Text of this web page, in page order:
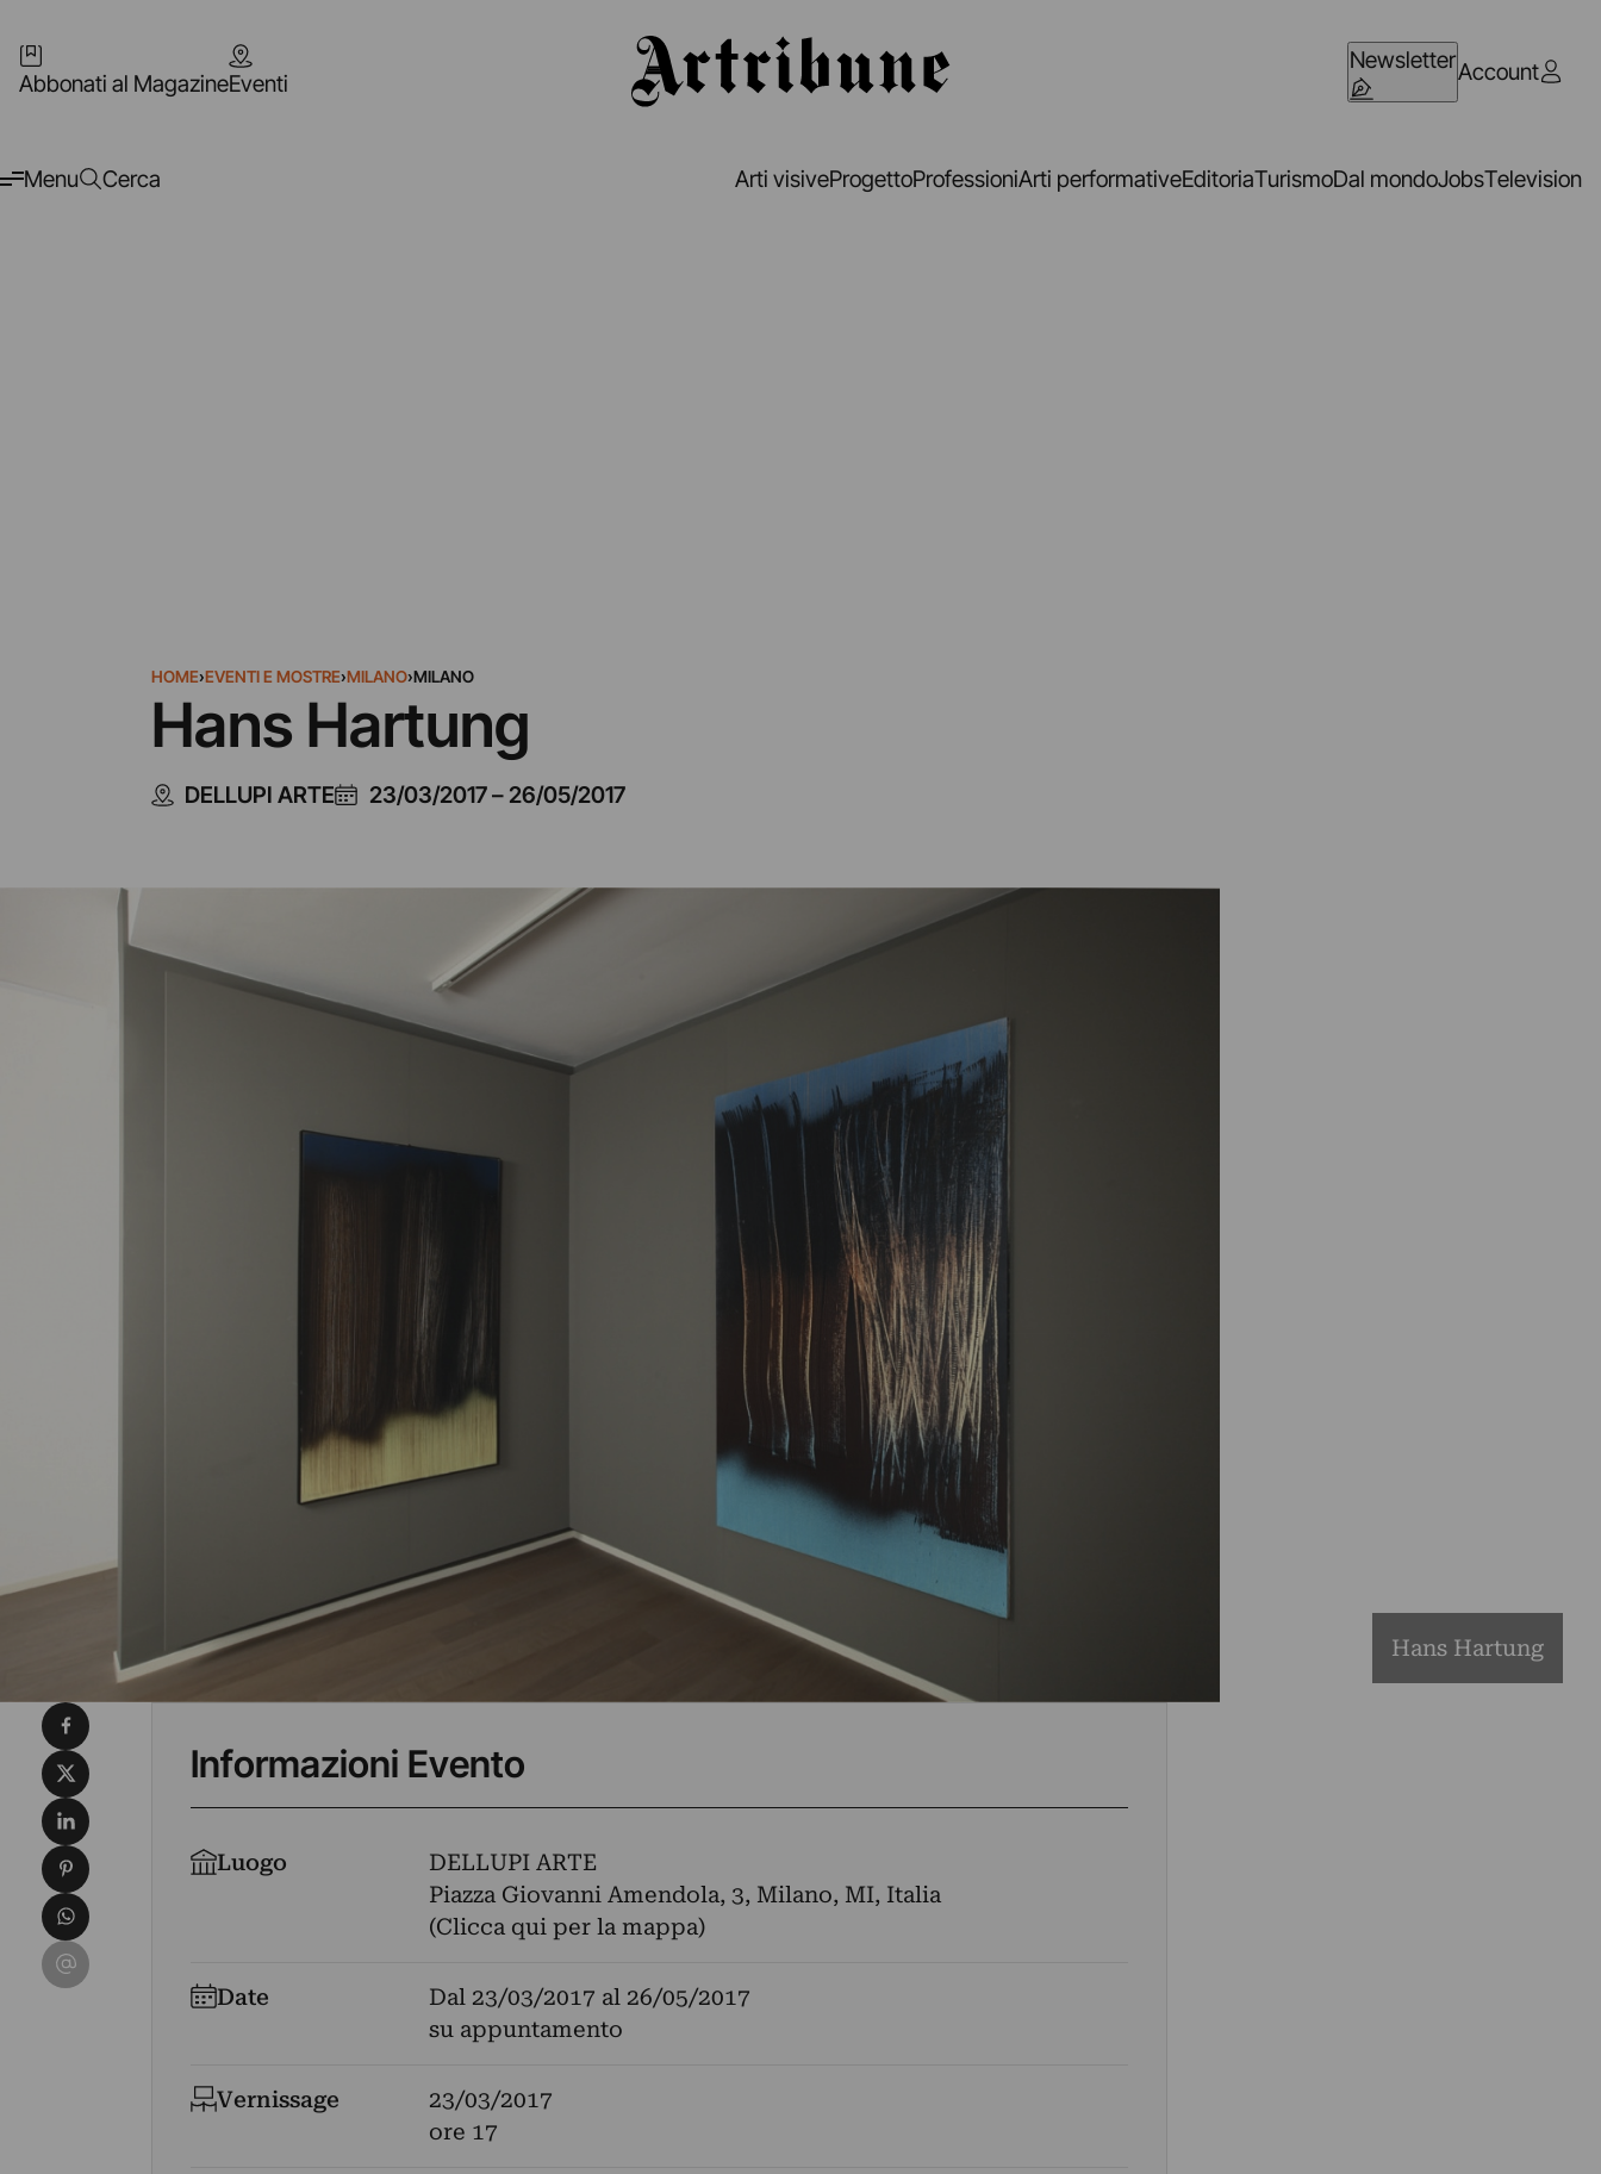
Abbonati al MagazineEventi
NewsletterAccount
Menu Cerca Arti visiveProgettoProfessioniArti performativeEditoriaTurismoDal mondoJobsTelevision
HOME›EVENTI E MOSTRE›MILANO›MILANO
Hans Hartung
DELLUPI ARTE 23/03/2017– 26/05/2017
Hans Hartung
Informazioni Evento
Luogo
DELLUPI ARTE
Piazza Giovanni Amendola, 3, Milano, MI, Italia
(Clicca qui per la mappa)
Date Dal 23/03/2017 al 26/05/2017
su appuntamento
Vernissage
23/03/2017
ore 17
Condividi su Facebook
Condividi su X
Condividi su LinkedIn
Condividi su Pinterest
Condividi su WhatsApp
Condividi su Email